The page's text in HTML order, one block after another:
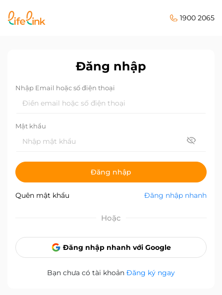
1900 2065
Đăng nhập
Nhập Email hoặc số điện thoại
Mật khẩu
Đăng nhập
Quên mật khẩu Đăng nhập nhanh
Hoặc
Đăng nhập nhanh với Google
Bạn chưa có tài khoản Đăng ký ngay